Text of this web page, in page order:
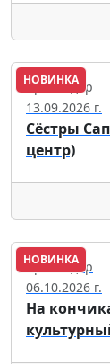
НОВИНКА
Краснодар
13.09.2026 г.
Сёстры
центр)
НОВИНКА
Краснодар
06.10.2026 г.
На